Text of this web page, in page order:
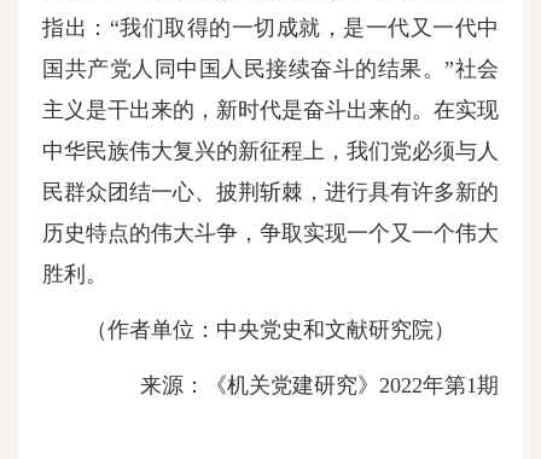
指出：“我们取得的一切成就，是一代又一代中
国共产党人同中国人民接续奋斗的结果。”社会
主义是干出来的，新时代是奋斗出来的。在实现
中华民族伟大复兴的新征程上，我们党必须与人
民群众团结一心、披荆斩棘，进行具有许多新的
历史特点的伟大斗争，争取实现一个又一个伟大
胜利。
（作者单位：中央党史和文献研究院）
来源：《机关党建研究》2022年第1期